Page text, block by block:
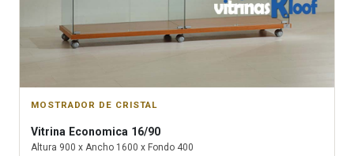
MOSTRADOR DE CRISTAL
Vitrina Economica 16/90
Altura 900 x Ancho 1600 x Fondo 400